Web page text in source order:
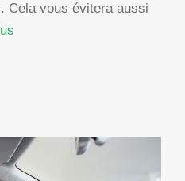
Cela vous évitera aussi